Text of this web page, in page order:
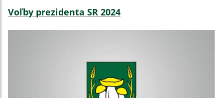
Voľby prezidenta SR 2024